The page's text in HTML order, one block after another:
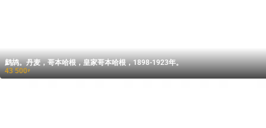
鹧鸪。丹麦，哥本哈根，皇家哥本哈根，1898-1923年。
43 500₽